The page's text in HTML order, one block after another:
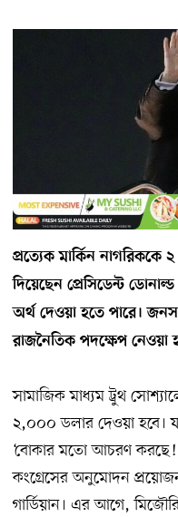
প্রত্যেক মার্কিন নাগরিককে
দিয়েছেন প্রেসিডেন্ট
অর্থ দেওয়া হতে পারে।
রাজনৈতিক পদক্ষেপ নেওয়া
সামাজিক মাধ্যম ট্রুথ
২,০০০ ডলার দেওয়া হবে।
‘বোকার মতো আচরণ করছে!
কংগ্রেসের অনুমোদন
গার্ডিয়ান। এর আগে,